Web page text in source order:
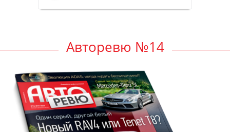
Авторевю №14